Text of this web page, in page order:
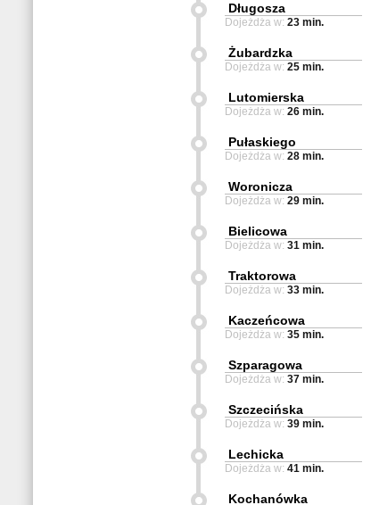
Długosza
Dojeżdża w: 23 min.
Żubardzka
Dojeżdża w: 25 min.
Lutomierska
Dojeżdża w: 26 min.
Pułaskiego
Dojeżdża w: 28 min.
Woronicza
Dojeżdża w: 29 min.
Bielicowa
Dojeżdża w: 31 min.
Traktorowa
Dojeżdża w: 33 min.
Kaczeńcowa
Dojeżdża w: 35 min.
Szparagowa
Dojeżdża w: 37 min.
Szczecińska
Dojeżdża w: 39 min.
Lechicka
Dojeżdża w: 41 min.
Kochanówka